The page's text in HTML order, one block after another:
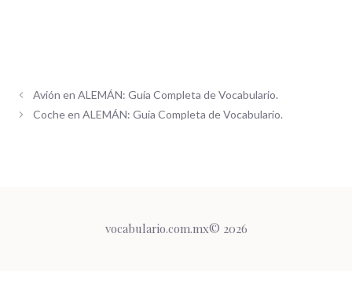
Avión en ALEMÁN: Guía Completa de Vocabulario.
Coche en ALEMÁN: Guía Completa de Vocabulario.
vocabulario.com.mx© 2026